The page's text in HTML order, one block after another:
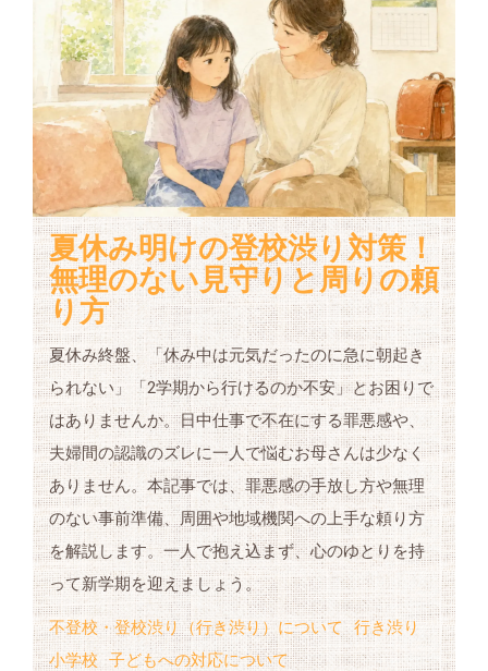
夏休み明けの登校渋り対策！
無理のない見守りと周りの頼
り方
夏休み終盤、「休み中は元気だったのに急に朝起き
られない」「2学期から行けるのか不安」とお困りで
はありませんか。日中仕事で不在にする罪悪感や、
夫婦間の認識のズレに一人で悩むお母さんは少なく
ありません。本記事では、罪悪感の手放し方や無理
のない事前準備、周囲や地域機関への上手な頼り方
を解説します。一人で抱え込まず、心のゆとりを持
って新学期を迎えましょう。
不登校・登校渋り（行き渋り）について
行き渋り
小学校
子どもへの対応について